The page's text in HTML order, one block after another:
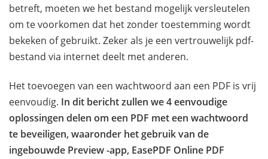
betreft, moeten we het bestand mogelijk versleutelen
om te voorkomen dat het zonder toestemming wordt
bekeken of gebruikt. Zeker als je een vertrouwelijk pdf-
bestand via internet deelt met anderen.
Het toevoegen van een wachtwoord aan een PDF is vrij
eenvoudig. In dit bericht zullen we 4 eenvoudige
oplossingen delen om een PDF met een wachtwoord
te beveiligen, waaronder het gebruik van de
ingebouwde Preview -app, EasePDF Online PDF